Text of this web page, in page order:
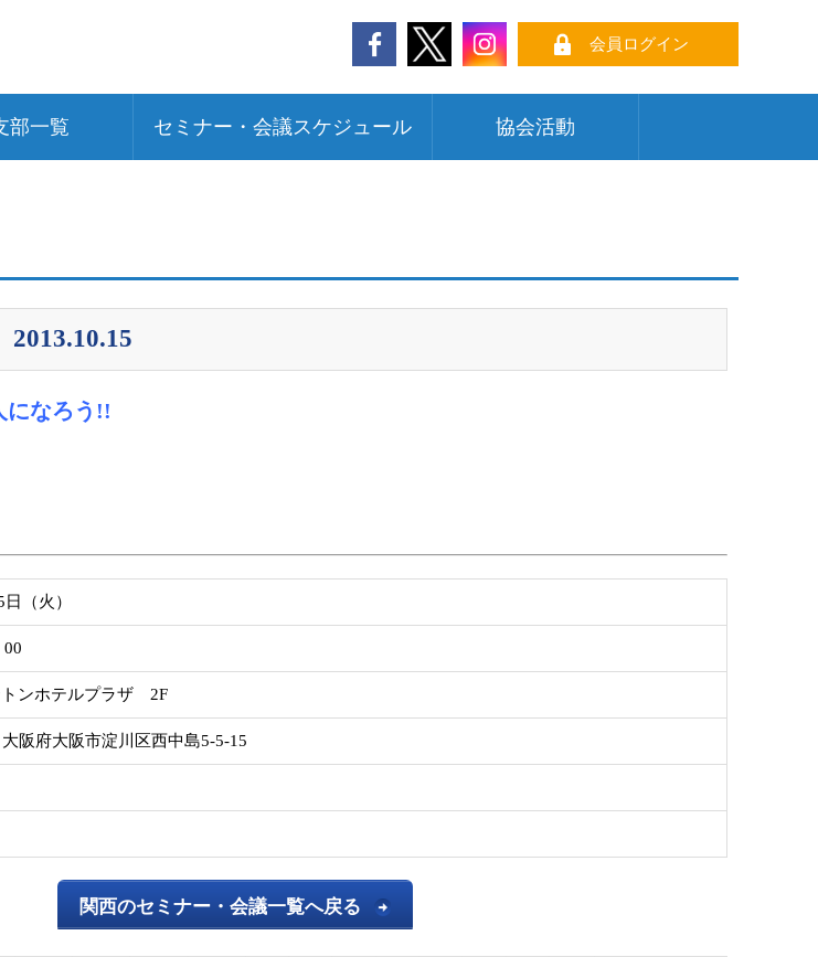
会員ログイン
部一覧 セミナー・会議スケジュール 協会活動
になろう!!
（火）
00
トンホテルプラザ 2F
阪府大阪市淀川区西中島5-5-15
関西のセミナー・会議一覧へ戻る